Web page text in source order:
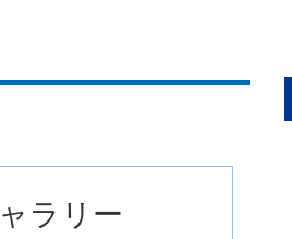
ラリー